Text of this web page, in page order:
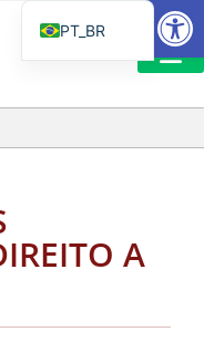
A
PT_BR
IT